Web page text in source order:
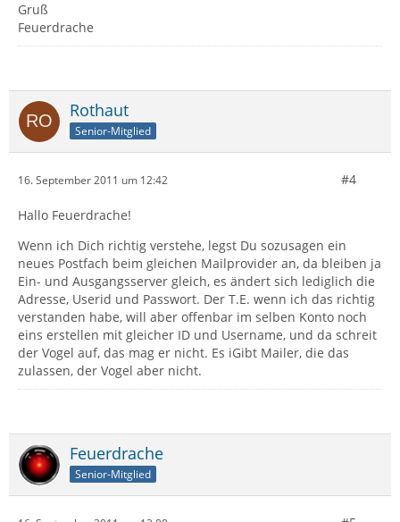
Gruß
Feuerdrache
Rothaut
Senior-Mitglied
16. September 2011 um 12:42 #4
Hallo Feuerdrache!
Wenn ich Dich richtig verstehe, legst Du sozusagen ein
neues Postfach beim gleichen Mailprovider an, da bleiben ja
Ein- und Ausgangsserver gleich, es ändert sich lediglich die
Adresse, Userid und Passwort. Der T.E. wenn ich das richtig
verstanden habe, will aber offenbar im selben Konto noch
eins erstellen mit gleicher ID und Username, und da schreit
der Vogel auf, das mag er nicht. Es iGibt Mailer, die das
zulassen, der Vogel aber nicht.
Feuerdrache
Senior-Mitglied